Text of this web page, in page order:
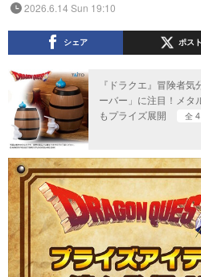
2026.6.14 Sun 19:10
シェア ポスト
『ドラクエ』冒険者
ーバー」に注目！メタ
もプライズ展開
全